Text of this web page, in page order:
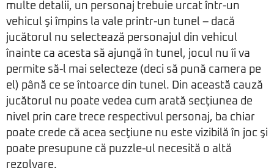
multe detalii, un personaj trebuie urcat într-un
vehicul şi împins la vale printr-un tunel – dacă
jucătorul nu selectează personajul din vehicul
înainte ca acesta să ajungă în tunel, jocul nu îi va
permite să-l mai selecteze (deci să pună camera pe
el) până ce se întoarce din tunel. Din această cauză
jucătorul nu poate vedea cum arată secţiunea de
nivel prin care trece respectivul personaj, ba chiar
poate crede că acea secţiune nu este vizibilă în joc şi
poate presupune că puzzle-ul necesită o altă
rezolvare.